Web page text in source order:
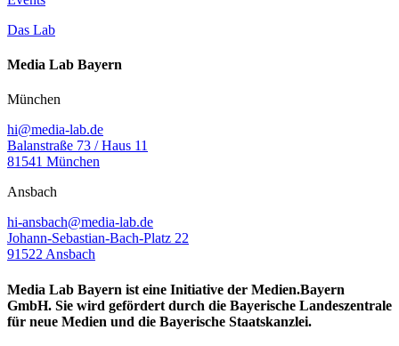
Das Lab
Media Lab Bayern
München
hi@media-lab.de
Balanstraße 73 / Haus 11
81541 München
Ansbach
hi-ansbach@media-lab.de
Johann-Sebastian-Bach-Platz 22
91522 Ansbach
Media Lab Bayern ist eine Initiative der Medien.Bayern
GmbH. Sie wird gefördert durch die Bayerische Landeszentrale
für neue Medien und die Bayerische Staatskanzlei.